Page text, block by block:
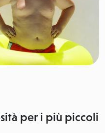
per i più piccoli